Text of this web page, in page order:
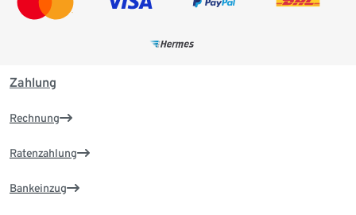
Zahlung
Rechnung
Ratenzahlung
Bankeinzug